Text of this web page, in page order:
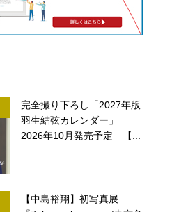
完全撮り下ろし「2027年版
羽生結弦カレンダー」
2026年10月発売予定 【...
【中島裕翔】初写真展